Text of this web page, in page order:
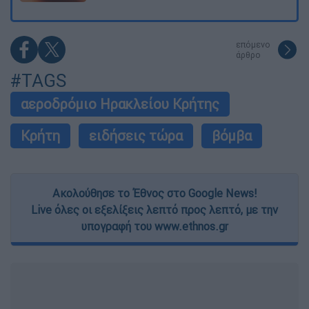
επόμενο
άρθρο
#TAGS
αεροδρόμιο Ηρακλείου Κρήτης
Κρήτη
ειδήσεις τώρα βόμβα
Ακολούθησε το Έθνος στο Google News!
Live όλες οι εξελίξεις λεπτό προς λεπτό, με την
υπογραφή του www.ethnos.gr